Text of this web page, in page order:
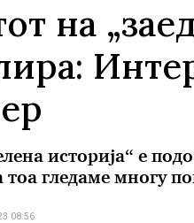
на
историја“ е
гледаме многу
08:56